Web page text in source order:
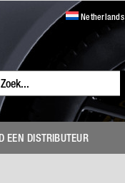
Netherlands
EEN DISTRIBUTEUR